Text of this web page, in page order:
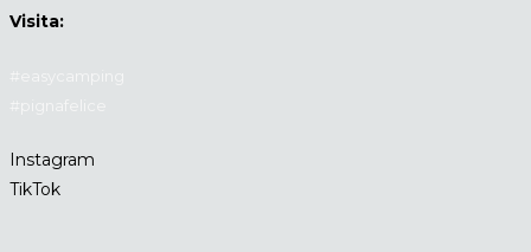
Visita:
Instagram
TikTok